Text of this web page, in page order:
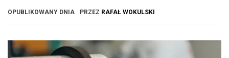
OPUBLIKOWANY DNIA PRZEZ RAFAŁ WOKULSKI